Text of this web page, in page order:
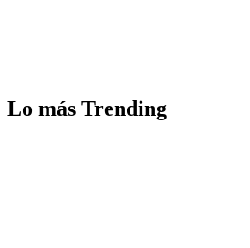
Lo más Trending